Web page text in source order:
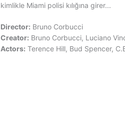
kimlikle Miami polisi kılığına girer...
Director: Bruno Corbucci
Creator: Bruno Corbucci, Luciano
Actors: Terence Hill, Bud Spencer,